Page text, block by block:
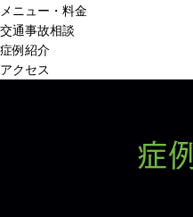
メニュー・料金
交通事故相談
症例紹介
アクセス
症